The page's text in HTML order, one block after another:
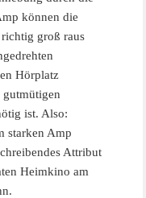
können die
groß raus
Hörplatz
gutmütigen
ist. Also:
starken Amp
Attribut
Heimkino am